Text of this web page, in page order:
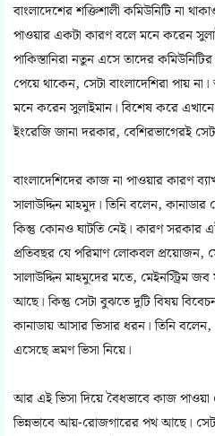
বাংলাদেশের শক্তিশালী কমিউনিটি না
পাওয়ার একটা কারণ বলে মনে করেন
পাকিস্তানিরা নতুন এসে তাদের
পেয়ে থাকেন, সেটা বাংলাদেশিরা পায়
মনে করেন সুলাইমান। বিশেষ করে
ইংরেজি জানা দরকার, বেশিরভাগেরই
বাংলাদেশিদের কাজ না পাওয়ার কারণ
সালাউদ্দিন মাহমুদ। তিনি বলেন, কানাডার
কিন্তু কোনও ঘাটতি নেই। কারণ সরকার
প্রতিবছর যে পরিমাণ লোকবল প্রয়োজন,
সালাউদ্দিন মাহমুদের মতে, মেইনস্ট্রিম জব
আছে। কিন্তু সেটা বুঝতে দুটি বিষয়
কানাডায় আসার ভিসার ধরন। তিনি
এসেছে ভ্রমণ ভিসা নিয়ে।
আর এই ভিসা দিয়ে বৈধভাবে কাজ
ভিন্নভাবে আয়-রোজগারের পথ আছে।